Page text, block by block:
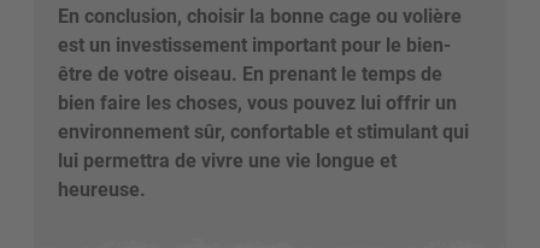
En conclusion, choisir la bonne cage ou volière
est un investissement important pour le bien-
être de votre oiseau. En prenant le temps de
bien faire les choses, vous pouvez lui offrir un
environnement sûr, confortable et stimulant qui
lui permettra de vivre une vie longue et
heureuse.